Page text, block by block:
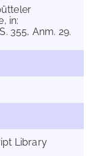
in:
355, Anm. 29.
Library